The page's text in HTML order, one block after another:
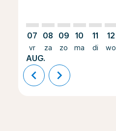
07
vr
AUG.
08
za
09
zo
10
ma
11
di
12
wo
chevron_left chevron_right